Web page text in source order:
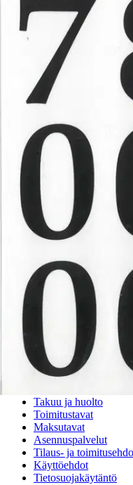
Numerotarrat askarteluun
arkkia, jossa on muoviset
on n. 3,6cm.
Ominaisuudet
Oletko
Ovatko tuotetiedot riittävät?
voisi muuten parantaa, anna
Verkkokauppa
Ohjeet
Ensitilaajan pikaopas
Myymälänouto
Palautukset
Takuu ja huolto
Toimitustavat
Maksutavat
Asennuspalvelut
Tilaus- ja
Käyttöehdot
Tietosuojakäytäntö